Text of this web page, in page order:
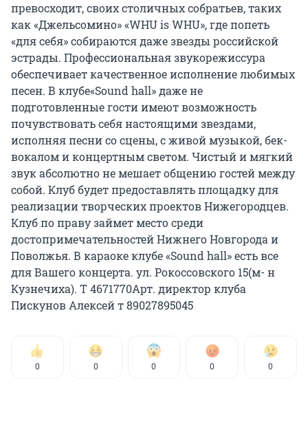
превосходит, своих столичных собратьев, таких
как «Джельсомино» «WHU is WHU», где попеть
«для себя» собираются даже звезды российской
эстрады. Профессиональная звукорежиссура
обеспечивает качественное исполнение любимых
песен. В клубе«Sound hall» даже не
подготовленные гости имеют возможность
почувствовать себя настоящими звездами,
исполняя песни со сцены, с живой музыкой, бек-
вокалом и концертным светом. Чистый и мягкий
звук абсолютно не мешает общению гостей между
собой. Клуб будет предоставлять площадку для
реализации творческих проектов Нижегородцев.
Клуб по праву займет место среди
достопримечательностей Нижнего Новгорода и
Поволжья. В караоке клубе «Sound hall» есть все
для Вашего концерта. ул. Рокоссовского 15(м- н
Кузнечиха). Т 4671770Арт. директор клуба
Пискунов Алексей т 89027895045
0 0 0 0 0